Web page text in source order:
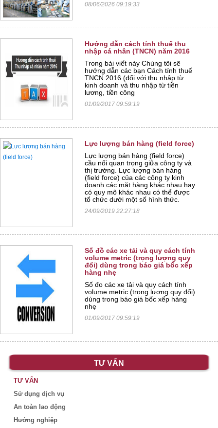
08/06/2026 09:19:33
Hướng dẫn cách tính thuế thu
nhập cá nhân (TNCN) năm 2016
Trong bài viết này Chúng tôi sẽ
hướng dẫn các bạn Cách tính thuế
TNCN 2016 (đối với thu nhập từ
kinh doanh và thu nhập từ tiền
lương, tiền công
01/09/2017 09:59:19
Lực lượng bán hàng (field force)
Lực lượng bán hàng (field force)
cầu nối quan trọng giữa công ty và
thị trường. Lực lượng bán hàng
(field force) của các công ty kinh
doanh các mặt hàng khác nhau hay
có quy mô khác nhau có thể được
tổ chức dưới một số hình thức.
24/09/2019 22:27:18
Số đồ các xe tải và quy cách tính
volume metric (trọng lượng quy
đổi) dùng trong báo giá bốc xếp
hàng nhẹ
Số đo các xe tải và quy cách tính
volume metric (trọng lượng quy đổi)
dùng trong báo giá bốc xếp hàng
nhẹ
01/09/2017 09:59:19
TƯ VẤN
TƯ VẤN
Sử dụng dịch vụ
An toàn lao động
Hướng nghiệp